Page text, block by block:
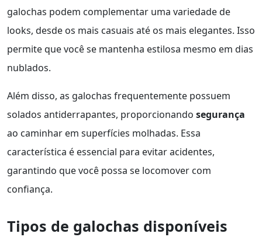
galochas podem complementar uma variedade de
looks, desde os mais casuais até os mais elegantes. Isso
permite que você se mantenha estilosa mesmo em dias
nublados.
Além disso, as galochas frequentemente possuem
solados antiderrapantes, proporcionando segurança
ao caminhar em superfícies molhadas. Essa
característica é essencial para evitar acidentes,
garantindo que você possa se locomover com
confiança.
Tipos de galochas disponíveis